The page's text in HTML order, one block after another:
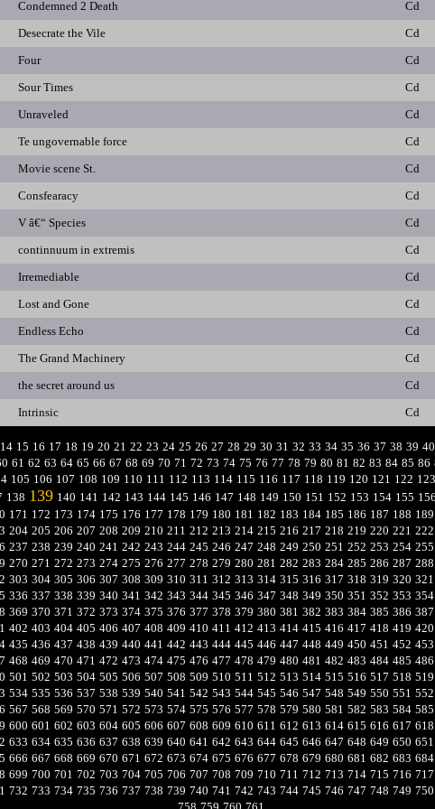
Condemned 2 Death Cd
Desecrate the Vile Cd
Four Cd
Sour Times Cd
Unraveled Cd
Te ungovernable force Cd
Movie scene St. Cd
Consfearacy Cd
V â€“ Species Cd
continnuum in extremis Cd
Irremediable Cd
Lost and Gone Cd
Endless Echo Cd
The Grand Machinery Cd
the secret around us Cd
Intrinsic Cd
14 15 16 17 18 19 20 21 22 23 24 25 26 27 28 29 30 31 32 33 34 35 36 37 38 39 40
61 62 63 64 65 66 67 68 69 70 71 72 73 74 75 76 77 78 79 80 81 82 83 84 85 86
105 106 107 108 109 110 111 112 113 114 115 116 117 118 119 120 121 122 123
138 139 140 141 142 143 144 145 146 147 148 149 150 151 152 153 154 155 156
171 172 173 174 175 176 177 178 179 180 181 182 183 184 185 186 187 188 189
204 205 206 207 208 209 210 211 212 213 214 215 216 217 218 219 220 221 222
237 238 239 240 241 242 243 244 245 246 247 248 249 250 251 252 253 254 255
270 271 272 273 274 275 276 277 278 279 280 281 282 283 284 285 286 287 288
303 304 305 306 307 308 309 310 311 312 313 314 315 316 317 318 319 320 321
336 337 338 339 340 341 342 343 344 345 346 347 348 349 350 351 352 353 354
369 370 371 372 373 374 375 376 377 378 379 380 381 382 383 384 385 386 387
402 403 404 405 406 407 408 409 410 411 412 413 414 415 416 417 418 419 420
435 436 437 438 439 440 441 442 443 444 445 446 447 448 449 450 451 452 453
468 469 470 471 472 473 474 475 476 477 478 479 480 481 482 483 484 485 486
501 502 503 504 505 506 507 508 509 510 511 512 513 514 515 516 517 518 519
534 535 536 537 538 539 540 541 542 543 544 545 546 547 548 549 550 551 552
567 568 569 570 571 572 573 574 575 576 577 578 579 580 581 582 583 584 585
600 601 602 603 604 605 606 607 608 609 610 611 612 613 614 615 616 617 618
633 634 635 636 637 638 639 640 641 642 643 644 645 646 647 648 649 650 651
666 667 668 669 670 671 672 673 674 675 676 677 678 679 680 681 682 683 684
699 700 701 702 703 704 705 706 707 708 709 710 711 712 713 714 715 716 717
732 733 734 735 736 737 738 739 740 741 742 743 744 745 746 747 748 749 750